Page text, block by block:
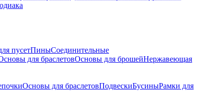
пусетПиныСоединительные
для браслетовОсновы для брошейНержавеющая
Основы для браслетовПодвескиБусиныРамки для